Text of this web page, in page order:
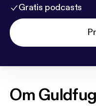
Gratis podcasts
Om